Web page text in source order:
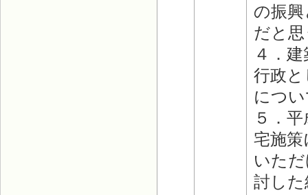
の振
だと
４．
行政
につ
５．
宅施
いた
討し